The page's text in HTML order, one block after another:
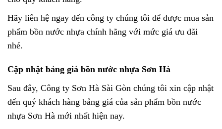
Hãy liên hệ ngay đến công ty chúng tôi để được mua sản
phẩm bồn nước nhựa chính hãng với mức giá ưu đãi
nhé.
Cập nhật bảng giá bồn nước nhựa Sơn Hà
Sau đây, Công ty Sơn Hà Sài Gòn chúng tôi xin cập nhật
đến quý khách hàng bảng giá của sản phẩm bồn nước
nhựa Sơn Hà mới nhất hiện nay.